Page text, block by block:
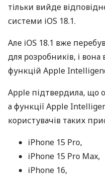
тільки вийде
системи iOS 18.1.
Але iOS 18.1 вже
для розробників, і
функцій Apple
Apple підтвердила, що
а функції Apple
користувачів таких
iPhone 15 Pro,
iPhone 15 Pro Max,
iPhone 16,